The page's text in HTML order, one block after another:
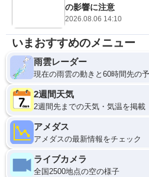
の影響に注意
2026.08.06 14:10
いまおすすめのメニュー
雨雲レーダー
現在の雨雲の動きと60時間先の
2週間天気
2週間先までの天気・気温を掲載
アメダス
アメダスの最新情報をチェック
ライブカメラ
全国2500地点の空の様子